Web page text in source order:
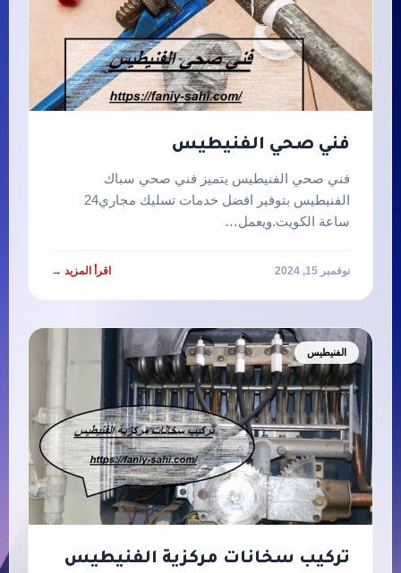
فني صحي الفنيطيس
فني صحي الفنيطيس يتميز فني صحي سباك
الفنيطيس بتوفير افضل خدمات تسليك مجاري24
ساعة الكويت.ويعمل…
نوفمبر 15, 2024 اقرأ المزيد →
الفنيطيس
تركيب سخانات مركزية الفنيطيس